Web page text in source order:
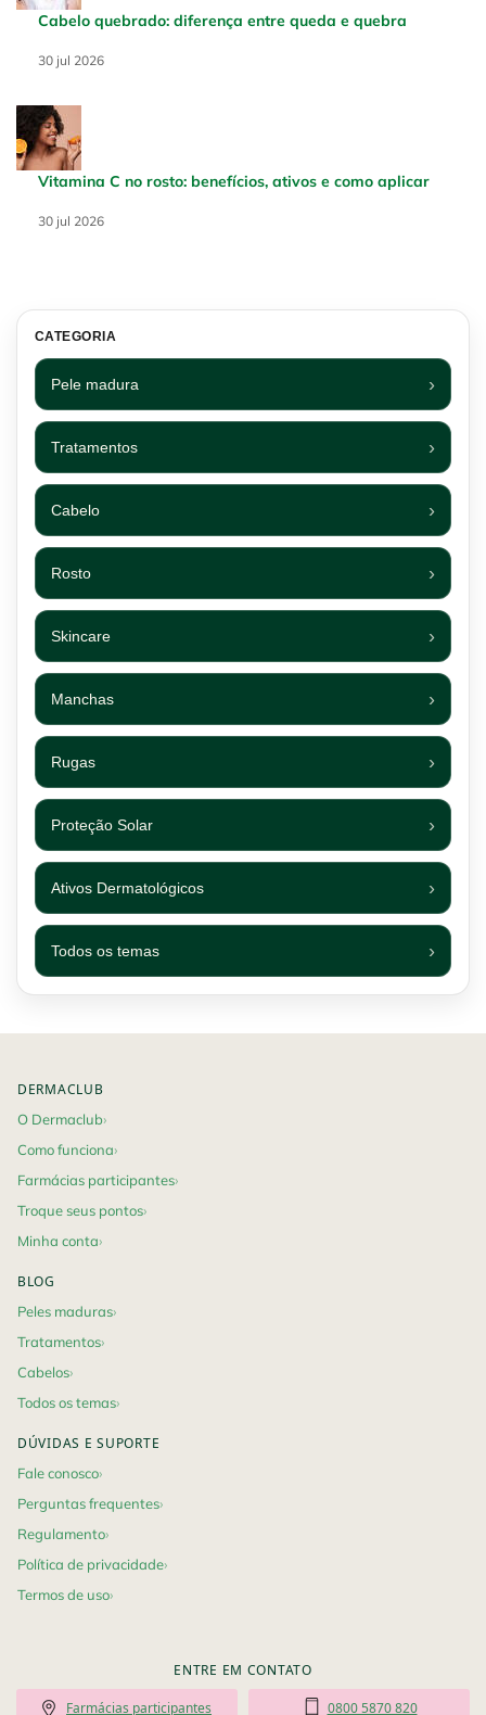
Cabelo quebrado: diferença entre queda e quebra
Creation Date:
30 jul 2026
Update Date:
Vitamina C no rosto: benefícios, ativos e como aplicar
Creation Date:
30 jul 2026
Update Date:
CATEGORIA
Pele madura
Tratamentos
Cabelo
Rosto
Skincare
Manchas
Rugas
Proteção Solar
Ativos Dermatológicos
Todos os temas
DERMACLUB
O Dermaclub
Como funciona
Farmácias participantes
Troque seus pontos
Minha conta
BLOG
Peles maduras
Tratamentos
Cabelos
Todos os temas
DÚVIDAS E SUPORTE
Fale conosco
Perguntas frequentes
Regulamento
Política de privacidade
Termos de uso
ENTRE EM CONTATO
Farmácias participantes 0800 5870 820